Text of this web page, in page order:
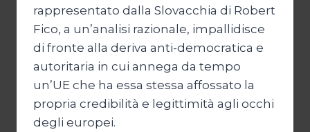
rappresentato dalla Slovacchia di Robert
Fico, a un’analisi razionale, impallidisce
di fronte alla deriva anti-democratica e
autoritaria in cui annega da tempo
un’UE che ha essa stessa affossato la
propria credibilità e legittimità agli occhi
degli europei.